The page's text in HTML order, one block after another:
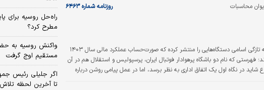
محاسبات روزنامه شماره ۶۴۶۳
دیوان محاسبات کشور به تازگی اسامی دستگاه‌هایی را منتشر کرده که صورت‌حساب عملکرد مالی سال ۱۴۰۳
فهرستی که نام دو باشگاه پرهوادار فوتبال ایران، پرسپولیس و استقلال هم در آن
در نگاه اول یک اتفاق اداری به نظر برسد، اما در عمل پیامی روشن درباره
راه‌حل روسیه برای
مطرح کرد؟
واکنش روسیه به
مستقیم اوج گرفت
اگر جلیلی رئیس
تا آخرین لحظه